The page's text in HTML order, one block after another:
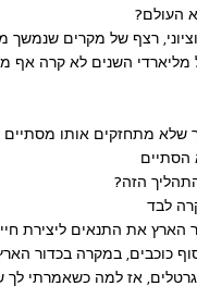
העולם?
רצף של מקרים שנמשך
מליארדי השנים לא קרה
שלא מתחזקים אותו מסתיים
הזה?
לבד
הארץ את התנאים ליצירת
כוכבים, במקרה בכדור
אז למה כשאמרתי לך